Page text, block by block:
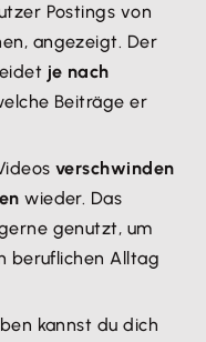
Postings von
angezeigt. Der
je nach
Beiträge er
verschwinden
wieder. Das
genutzt, um
beruflichen Alltag
kannst du dich